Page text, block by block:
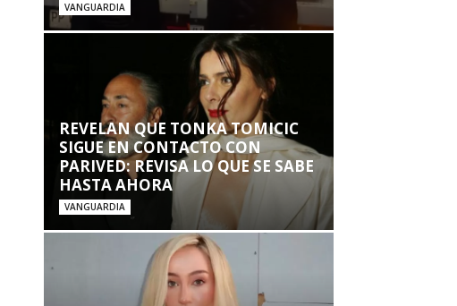
VANGUARDIA
REVELAN QUE TONKA TOMICIC
SIGUE EN CONTACTO CON
PARIVED: REVISA LO QUE SE SABE
HASTA AHORA
VANGUARDIA